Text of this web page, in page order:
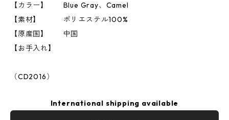
【カラー】 Blue Gray、Camel
【素材】 ポリエステル100%
【原産国】 中国
【お手入れ】
（CD2016）
International shipping available